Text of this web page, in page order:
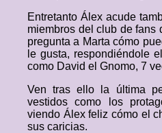
Entretanto Álex acude
miembros del club de fans
pregunta a Marta cómo
le gusta, respondiéndole
como David el Gnomo, 7
Ven tras ello la última
vestidos como los
viendo Álex feliz cómo el
sus caricias.